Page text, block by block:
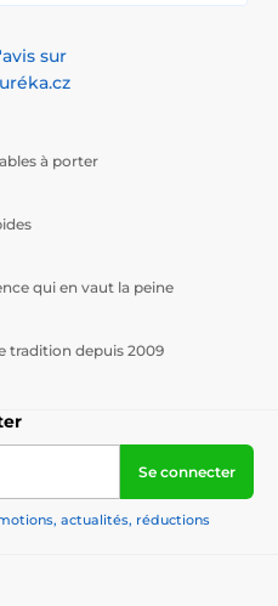
sur
à porter
qui en vaut la peine
tradition depuis 2009
Se connecter
actualités, réductions